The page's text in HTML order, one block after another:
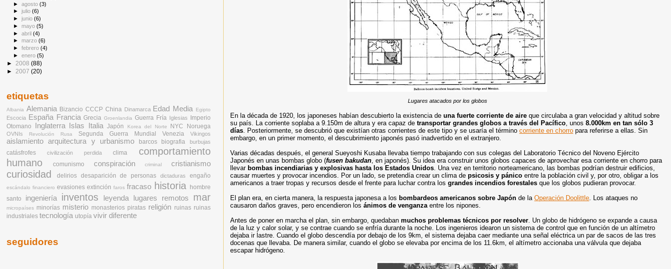
Lugares atacados por los globos
En la década de 1920, los japoneses habían descubierto la existencia deuna fuerte corriente de aire que circulaba a gran velocidad y altitud sobre
su país. La corriente soplaba a 9.150m de altura y era capaz detransportar grandes globos a través del Pacífico, unos8.000km en tan sólo 3
días. Posteriormente, se descubrió que existían otras corrientes de este tipo y se usaría el términocorriente en chorro para referirse a ellas. Sin
embargo, en un primer momento, el descubrimiento japonés pasó inadvertido en el extranjero.
Varias décadas después, el general Sueyoshi Kusaba llevaba tiempo trabajando con sus colegas del Laboratorio Técnico del Noveno Ejército
Japonés en unas bombas globo (fusen bakudan, en japonés). Su idea era construir unos globos capaces de aprovechar esa corriente en chorro para
llevar bombas incendiarias y explosivas hasta los Estados Unidos. Una vez en territorio norteamericano, las bombas podrían destruir edificios,
causar muertes y provocar incendios. Por un lado, se pretendía crear un clima depsicosis y pánico entre la población civil y, por otro, obligar a los
americanos a traer tropas y recursos desde el frente para luchar contra losgrandes incendios forestales que los globos pudieran provocar.
El plan era, en cierta manera, la respuesta japonesa a los bombardeos americanos sobre Japón de laOperación Doolittle. Los ataques no
causaron daños graves, pero encendieron losánimos de venganzaentre los nipones.
Antes de poner en marcha el plan, sin embargo, quedabanmuchos problemas técnicos por resolver. Un globo de hidrógeno se expande a causa
de la luz y calor solar, y se contrae cuando se enfría durante la noche. Los ingenieros idearon unsistema de contro l que en función de un altímetro
dejaba ir lastre. Cuando el globo descendía por debajo de los 9km, el sistema dejaba caer mediante una señal eléctrica un par de sacos de las tres
docenas que llevaba. De manera similar, cuando el globo se elevaba por encima de los 11.6km, el altímetro accionaba una válvula que dejaba
escapar hidrógeno.
►agosto(3)
►julio(6)
►junio(6)
► mayo(5)
►abril(4)
► marzo(6)
►febrero(4)
►enero(5)
► 2008 (88)
► 2007 (20)
etiquetas
Albania Alemania Bizancio CCCP China Dinamarca Edad Media Egipto
Escocia España Francia Grecia Groenlandia Guerra Fría Iglesias
Imperio
Otomano
Inglaterra Islas Italia Japón Korea del Norte NYC Noruega
OVNIs Revolución Rusa Segunda Guerra Mundial Venezia Vikingos
aislamiento arquitectura y urbanismo barcos biografia burbujas
catásfrofes civilización perdida clima
comportamiento
humano
comunismo conspiración criminal cristianismo
curiosidad delirios desaparición de personas dictaduras engaño
escándalo financiero evasiones extinción faros fracaso historia
hombre
santo
ingeniería inventos leyenda lugares remotos mar
micropaíses minorías misterio monasterios piratas religión ruinas ruinas
industriales tecnología utopía vivir diferente
seguidores